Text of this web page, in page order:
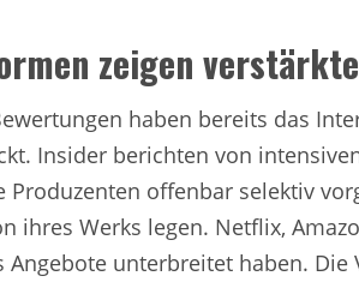
zeigen
haben bereits das
Insider berichten von
Produzenten offenbar selektiv
ihres Werks legen. Netflix,
unterbreitet haben. Die